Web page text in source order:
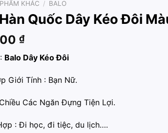
KHÁC / BALO
Quốc Dây Kéo Đôi
₫
Balo Dây Kéo Đôi
Giới Tính : Bạn Nữ.
Các Ngăn Đựng Tiện Lợi.
: Đi học, đi tiệc, du lịch….